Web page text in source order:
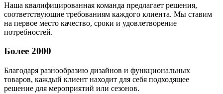
Наша квалифицированная команда предлагает решения,
соответствующие требованиям каждого клиента. Мы ставим
на первое место качество, сроки и удовлетворение
потребностей.
Более 2000
Благодаря разнообразию дизайнов и функциональных
товаров, каждый клиент находит для себя подходящее
решение для мероприятий или сезонов.